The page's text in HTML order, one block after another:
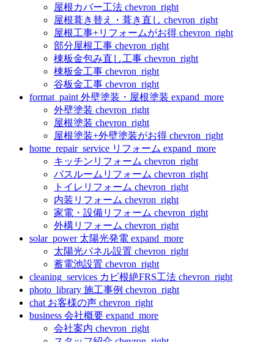
屋根カバー工法 chevron_right
屋根葺き替え・葺き直し chevron_right
屋根工事+リフォームがお得 chevron_right
部分屋根工事 chevron_right
棟板金包み直し工事 chevron_right
棟板金工事 chevron_right
谷板金工事 chevron_right
format_paint 外壁塗装・屋根塗装 expand_more
外壁塗装 chevron_right
屋根塗装 chevron_right
屋根塗装+外壁塗装がお得 chevron_right
home_repair_service リフォーム expand_more
キッチンリフォーム chevron_right
バスルームリフォーム chevron_right
トイレリフォーム chevron_right
内装リフォーム chevron_right
家電・設備リフォーム chevron_right
外構リフォーム chevron_right
solar_power 太陽光発電 expand_more
太陽光パネル設置 chevron_right
蓄電池設置 chevron_right
cleaning_services カビ根絶FRS工法 chevron_right
photo_library 施工事例 chevron_right
chat お客様の声 chevron_right
business 会社概要 expand_more
会社案内 chevron_right